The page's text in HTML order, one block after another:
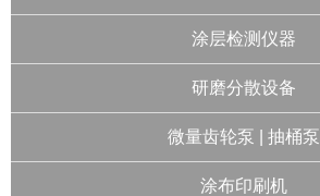
涂层检测仪器
研磨分散设备
微量齿轮泵 | 抽桶泵
涂布印刷机